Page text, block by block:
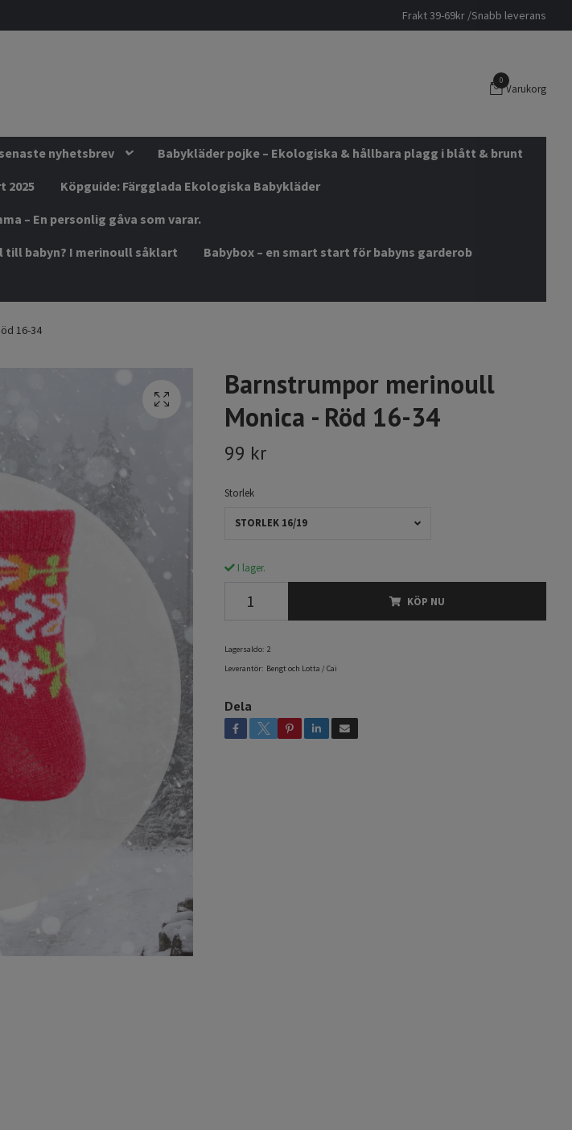
Frakt 39-69kr /Snabb leverans
0
Varukorg
nyhetsbrev Babykläder pojke – Ekologiska & hållbara plagg i blått & brunt
2025 Köpguide: Färgglada Ekologiska Babykläder
– En personlig gåva som varar.
till babyn? I merinoull såklart Babybox – en smart start för babyns garderob
16-34
Barnstrumpor merinoull
Monica - Röd 16-34
99 kr
Storlek
STORLEK 16/19
I lager.
KÖP NU
Lagersaldo: 2
Leverantör: Bengt och Lotta / Cai
Dela